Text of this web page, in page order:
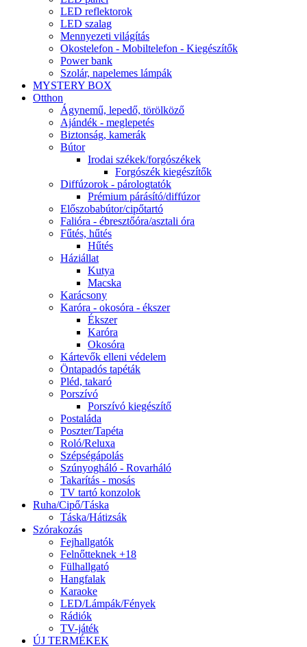
LED reflektorok
LED szalag
Mennyezeti világítás
Okostelefon - Mobiltelefon - Kiegészítők
Power bank
Szolár, napelemes lámpák
MYSTERY BOX
Otthon
Ágynemű, lepedő, törölköző
Ajándék - meglepetés
Biztonság, kamerák
Bútor
Irodai székek/forgószékek
Forgószék kiegészítők
Diffúzorok - párologtatók
Prémium párásító/diffúzor
Előszobabútor/cipőtartó
Falióra - ébresztőóra/asztali óra
Fűtés, hűtés
Hűtés
Háziállat
Kutya
Macska
Karácsony
Karóra - okosóra - ékszer
Ékszer
Karóra
Okosóra
Kártevők elleni védelem
Öntapadós tapéták
Pléd, takaró
Porszívó
Porszívó kiegészítő
Postaláda
Poszter/Tapéta
Roló/Reluxa
Szépségápolás
Szúnyogháló - Rovarháló
Takarítás - mosás
TV tartó konzolok
Ruha/Cipő/Táska
Táska/Hátizsák
Szórakozás
Fejhallgatók
Felnőtteknek +18
Fülhallgató
Hangfalak
Karaoke
LED/Lámpák/Fények
Rádiók
TV-játék
ÚJ TERMÉKEK